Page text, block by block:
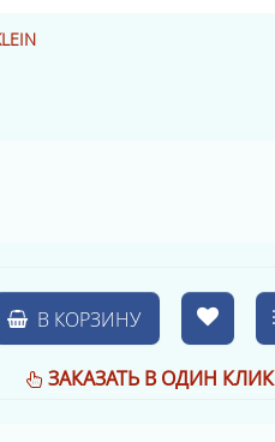
В КОРЗИНУ
ЗАКАЗАТЬ В ОДИН КЛИК